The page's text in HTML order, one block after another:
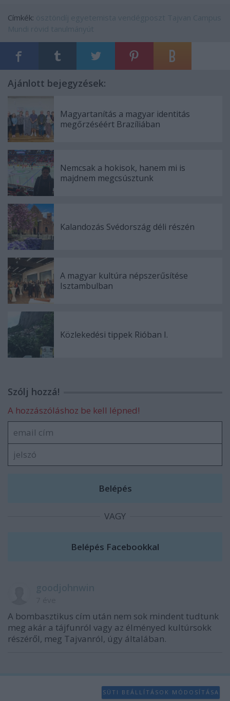
Címkék:
Ajánlott bejegyzések:
Magyartanítás a magyar identitás
megőrzéséért Brazíliában
Nemcsak a hokisok, hanem mi is
majdnem megcsúsztunk
Kalandozás Svédország déli részén
A magyar kultúra népszerűsítése
Isztambulban
Közlekedési tippek Rióban I.
Szólj hozzá!
A hozzászóláshoz be kell lépned!
VAGY
A bombasztikus cím után nem sok mindent tudtunk
meg akár a tájfunról vagy az élményed kultúrsokk
részéről, meg Tajvanról, úgy általában.
SÜTI BEÁLLÍTÁSOK MÓDOSÍTÁSA